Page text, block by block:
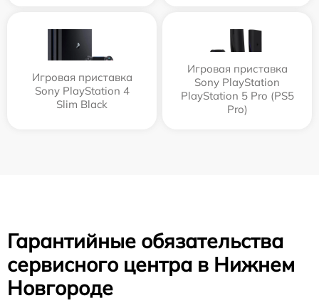
Игровая приставка
Sony PlayStation 4
Slim Black
Игровая приставка
Sony PlayStation
PlayStation 5 Pro (PS5
Pro)
Гарантийные обязательства
сервисного центра в Нижнем
Новгороде